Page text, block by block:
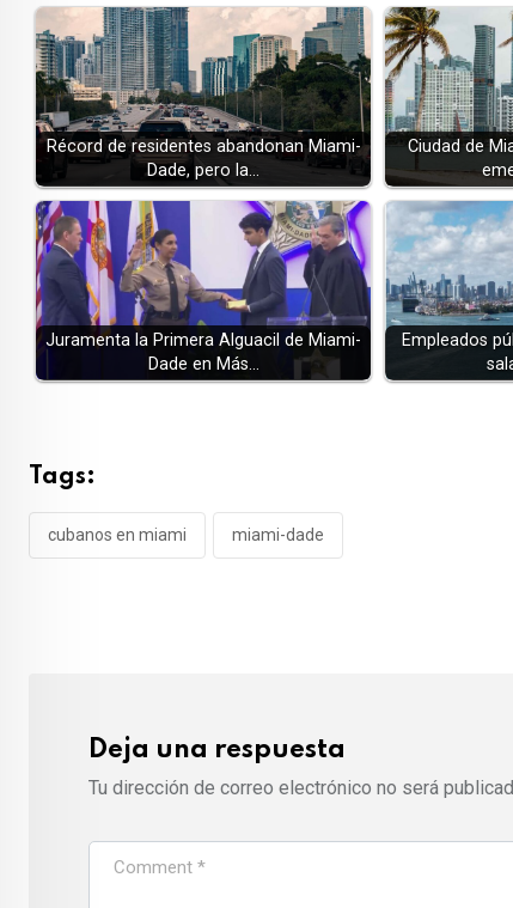
Récord de residentes abandonan Miami-
Dade, pero la…
Ciudad de
Juramenta la Primera Alguacil de Miami-
Dade en Más…
Empleados
Tags:
cubanos en miami miami-dade
Deja una respuesta
Tu dirección de correo electrónico no será